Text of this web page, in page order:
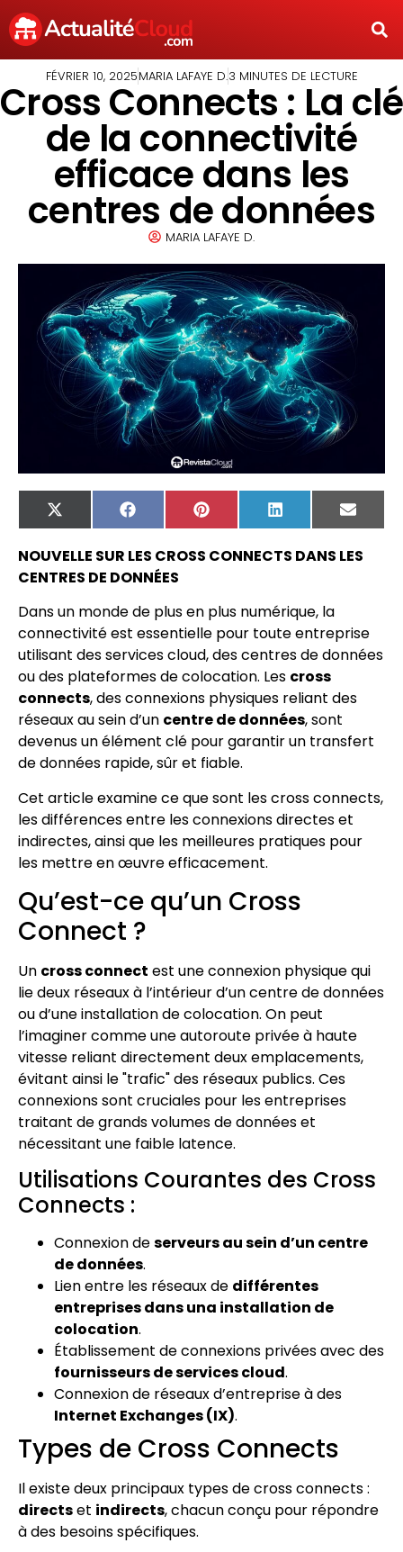
FÉVRIER 10, 2025MARIA LAFAYE D.3 MINUTES DE LECTURE
Cross Connects : La clé
de la connectivité
efficace dans les
centres de données
MARIA LAFAYE D.
X
(Twitter)
FacebookPinterest LinkedIn
Email
NOUVELLE SUR LES CROSS CONNECTS DANS LES
CENTRES DE DONNÉES
Dans un monde de plus en plus numérique, la
connectivité est essentielle pour toute entreprise
utilisant des services cloud, des centres de données
ou des plateformes de colocation. Les cross
connects, des connexions physiques reliant des
réseaux au sein d’un centre de données, sont
devenus un élément clé pour garantir un transfert
de données rapide, sûr et fiable.
Cet article examine ce que sont les cross connects,
les différences entre les connexions directes et
indirectes, ainsi que les meilleures pratiques pour
les mettre en œuvre efficacement.
Qu’est-ce qu’un Cross
Connect ?
Un cross connect est une connexion physique qui
lie deux réseaux à l’intérieur d’un centre de données
ou d’une installation de colocation. On peut
l’imaginer comme une autoroute privée à haute
vitesse reliant directement deux emplacements,
évitant ainsi le "trafic" des réseaux publics. Ces
connexions sont cruciales pour les entreprises
traitant de grands volumes de données et
nécessitant une faible latence.
Utilisations Courantes des Cross
Connects :
Connexion deserveurs au sein d’un centre
de données.
Lien entre les réseaux de différentes
entreprises dans una installation de
colocation.
Établissement de connexions privées avec des
fournisseurs de services cloud.
Connexion de réseaux d’entreprise à des
Internet Exchanges (IX).
Types de Cross Connects
Il existe deux principaux types de cross connects :
directset indirects, chacun conçu pour répondre
à des besoins spécifiques.